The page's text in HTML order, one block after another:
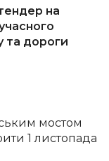
на
та дороги
мостом
1 листопада